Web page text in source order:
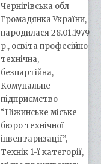
Чернігівська обл
Громадянка України,
народилася 28.01.1979
р., освіта професійно-
технічна,
безпартійна,
Комунальне
підприємство
“Ніжинське міське
бюро технічної
інвентаризації”,
Технік 1-ї категорії,